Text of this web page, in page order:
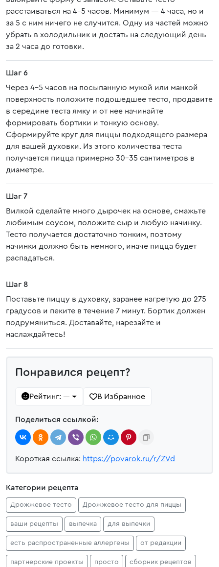
расстаиваться на 4-5 часов. Минимум — 4 часа, но и
за 5 с ним ничего не случится. Одну из частей можно
убрать в холодильник и достать на следующий день
за 2 часа до готовки.
Шаг 6
Через 4-5 часов на посыпанную мукой или манкой
поверхность положите подошедшее тесто, продавите
в середине теста ямку и от нее начинайте
формировать бортики и тонкую основу.
Сформируйте круг для пиццы подходящего размера
для вашей духовки. Из этого количества теста
получается пицца примерно 30-35 сантиметров в
диаметре.
Шаг 7
Вилкой сделайте много дырочек на основе, смажьте
любимым соусом, положите сыр и любую начинку.
Тесто получается достаточно тонким, поэтому
начинки должно быть немного, иначе пицца будет
распадаться.
Шаг 8
Поставьте пиццу в духовку, заранее нагретую до 275
градусов и пеките в течение 7 минут. Бортик должен
подрумяниться. Доставайте, нарезайте и
наслаждайтесь!
Понравился рецепт?
Рейтинг: — В Избранное
Поделиться ссылкой:
Короткая ссылка: https://povarok.ru/r/ZVd
Категории рецепта
Дрожжевое тесто Дрожжевое тесто для пиццы
ваши рецепты выпечка для выпечки
есть распространенные аллергены от редакции
партнерские проекты просто сборник рецептов